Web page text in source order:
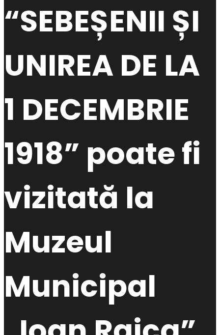
“SEBEȘENII ȘI
UNIREA DE LA
1 DECEMBRIE
1918” poate fi
vizitată la
Muzeul
Municipal